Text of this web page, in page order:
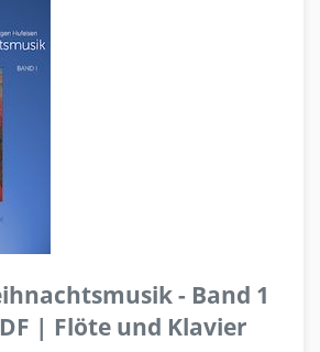
- Band 1
| Flöte und Klavier